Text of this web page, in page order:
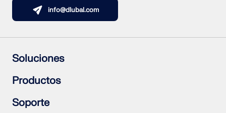
info@dlubal.com
Soluciones
Estructuras de hormigón armado
Estructuras de acero
Estructuras de madera
Uniones de acero
Productos
RFEM 6
RSTAB 9
Soporte